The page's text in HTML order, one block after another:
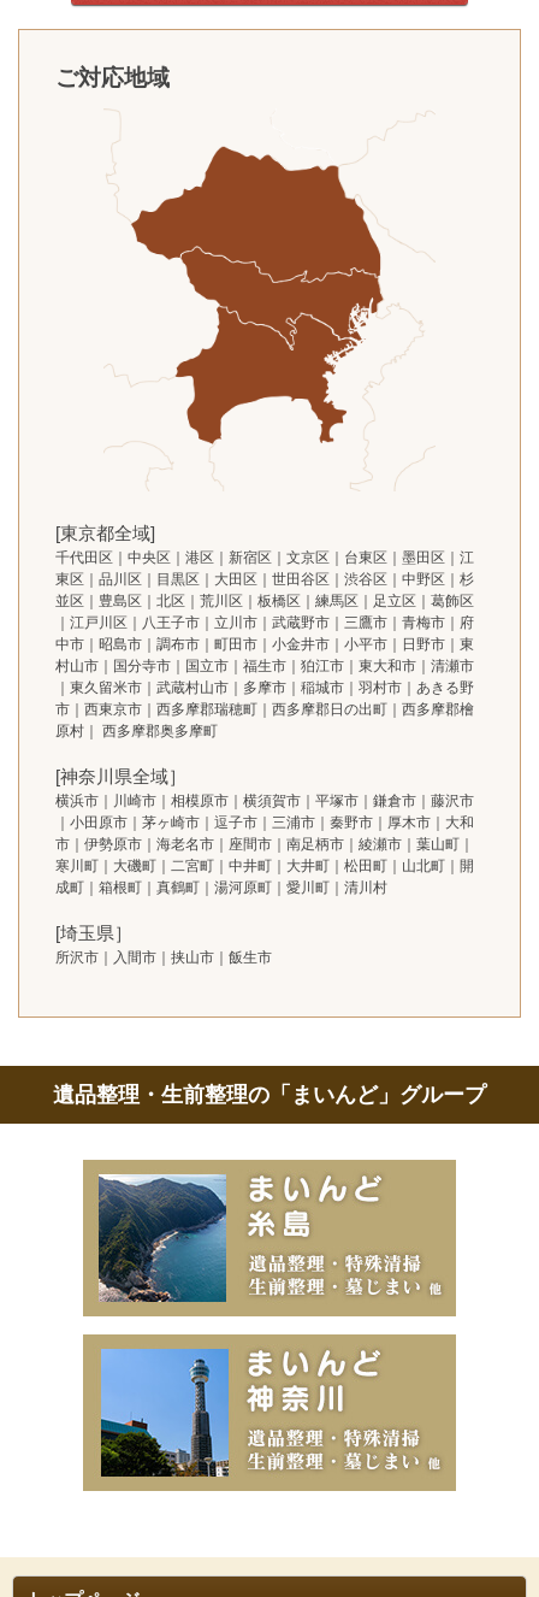
ご対応地域
[東京都全域]
千代田区｜中央区｜港区｜新宿区｜文京区｜台東区｜墨田区｜江
東区｜品川区｜目黒区｜大田区｜世田谷区｜渋谷区｜中野区｜杉
並区｜豊島区｜北区｜荒川区｜板橋区｜練馬区｜足立区｜葛飾区
｜江戸川区｜八王子市｜立川市｜武蔵野市｜三鷹市｜青梅市｜府
中市｜昭島市｜調布市｜町田市｜小金井市｜小平市｜日野市｜東
村山市｜国分寺市｜国立市｜福生市｜狛江市｜東大和市｜清瀬市
｜東久留米市｜武蔵村山市｜多摩市｜稲城市｜羽村市｜あきる野
市｜西東京市｜西多摩郡瑞穂町｜西多摩郡日の出町｜西多摩郡檜
原村｜ 西多摩郡奥多摩町
[神奈川県全域］
横浜市｜川崎市｜相模原市｜横須賀市｜平塚市｜鎌倉市｜藤沢市
｜小田原市｜茅ヶ崎市｜逗子市｜三浦市｜秦野市｜厚木市｜大和
市｜伊勢原市｜海老名市｜座間市｜南足柄市｜綾瀬市｜葉山町｜
寒川町｜大磯町｜二宮町｜中井町｜大井町｜松田町｜山北町｜開
成町｜箱根町｜真鶴町｜湯河原町｜愛川町｜清川村
[埼玉県］
所沢市｜入間市｜挟山市｜飯生市
遺品整理・生前整理の「まいんど」グループ